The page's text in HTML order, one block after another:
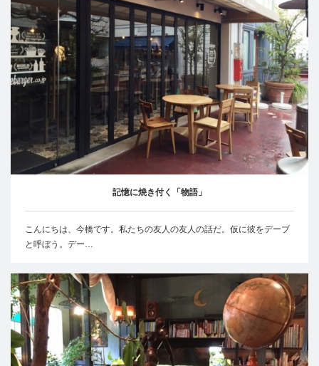
記憶に焼き付く「物語」
こんにちは、今橋です。私たちの友人の友人の話だ。仮に彼をデーブ
と呼ぼう。デー…